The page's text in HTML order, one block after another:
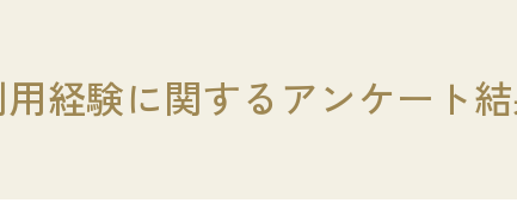
用経験に関するアンケート